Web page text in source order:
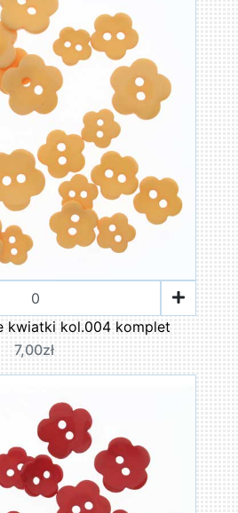
kwiatki kol.004 komplet
7,00zł